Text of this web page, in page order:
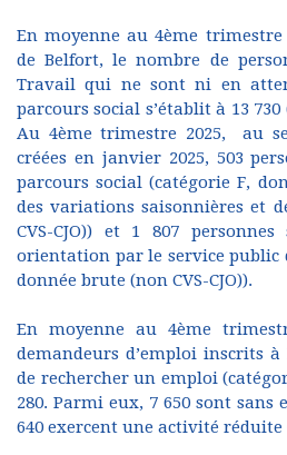
En moyenne au 4ème
de Belfort, le nombre de
Travail qui ne sont ni en
parcours social s’établit à 13 730
Au 4ème trimestre 2025, au
créées en janvier 2025, 503
parcours social (catégorie F,
des variations saisonnières et
CVS-CJO)) et 1 807
orientation par le service public
donnée brute (non CVS-CJO)).
En moyenne au 4ème
demandeurs d’emploi inscrits
de rechercher un emploi
280. Parmi eux, 7 650 sont sans
640 exercent une activité réduite